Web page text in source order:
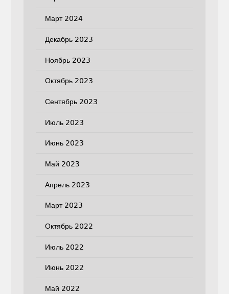
Март 2024
Декабрь 2023
Ноябрь 2023
Октябрь 2023
Сентябрь 2023
Июль 2023
Июнь 2023
Май 2023
Апрель 2023
Март 2023
Октябрь 2022
Июль 2022
Июнь 2022
Май 2022